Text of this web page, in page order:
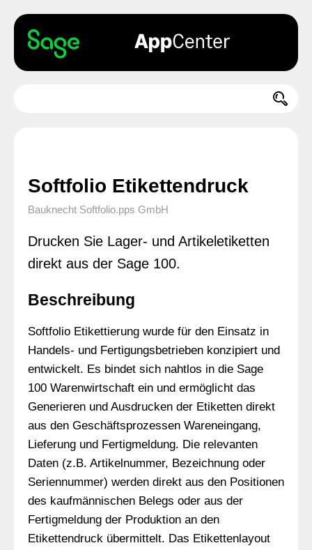
Softfolio Etikettendruck
Bauknecht Softfolio.pps GmbH
Drucken Sie Lager- und Artikeletiketten
direkt aus der Sage 100.
Beschreibung
Softfolio Etikettierung wurde für den Einsatz in
Handels- und Fertigungsbetrieben konzipiert und
entwickelt. Es bindet sich nahtlos in die Sage
100 Warenwirtschaft ein und ermöglicht das
Generieren und Ausdrucken der Etiketten direkt
aus den Geschäftsprozessen Wareneingang,
Lieferung und Fertigmeldung. Die relevanten
Daten (z.B. Artikelnummer, Bezeichnung oder
Seriennummer) werden direkt aus den Positionen
des kaufmännischen Belegs oder aus der
Fertigmeldung der Produktion an den
Etikettendruck übermittelt. Das Etikettenlayout